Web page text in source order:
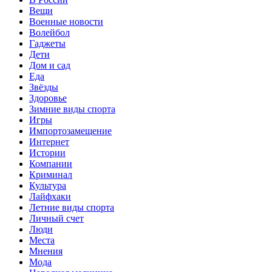
Вещи
Военные новости
Волейбол
Гаджеты
Дети
Дом и сад
Еда
Звёзды
Здоровье
Зимние виды спорта
Игры
Импортозамещение
Интернет
Истории
Компании
Криминал
Культура
Лайфхаки
Летние виды спорта
Личный счет
Люди
Места
Мнения
Мода